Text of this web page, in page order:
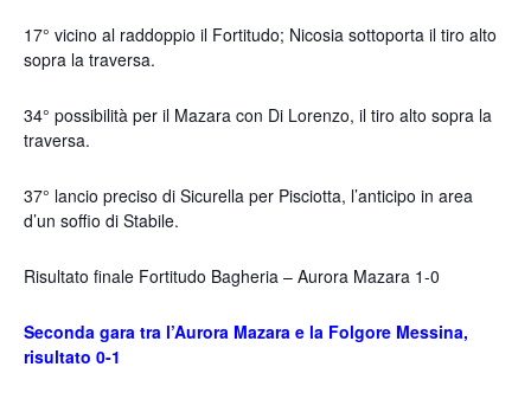
17° vicino al raddoppio il Fortitudo; Nicosia sottoporta il tiro alto
sopra la traversa.
34° possibilità per il Mazara con Di Lorenzo, il tiro alto sopra la
traversa.
37° lancio preciso di Sicurella per Pisciotta, l’anticipo in area
d’un soffio di Stabile.
Risultato finale Fortitudo Bagheria – Aurora Mazara 1-0
Seconda gara tra l’Aurora Mazara e la Folgore Messina,
risultato 0-1